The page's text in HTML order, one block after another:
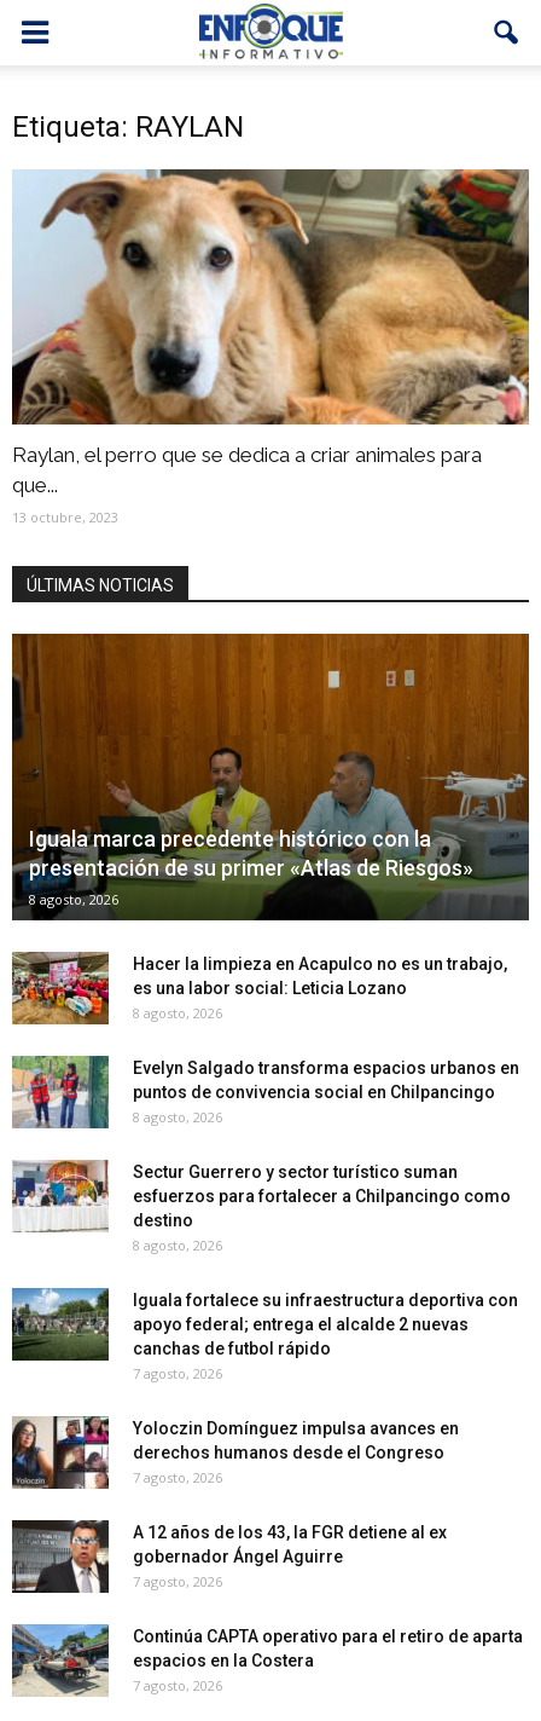
Etiqueta: RAYLAN
Raylan, el perro que se dedica a criar animales para
que...
13 octubre, 2023
ÚLTIMAS NOTICIAS
Iguala marca precedente histórico con la
presentación de su primer «Atlas de Riesgos»
8 agosto, 2026
Hacer la limpieza en Acapulco no es un trabajo,
es una labor social: Leticia Lozano
8 agosto, 2026
Evelyn Salgado transforma espacios urbanos en
puntos de convivencia social en Chilpancingo
8 agosto, 2026
Sectur Guerrero y sector turístico suman
esfuerzos para fortalecer a Chilpancingo como
destino
8 agosto, 2026
Iguala fortalece su infraestructura deportiva con
apoyo federal; entrega el alcalde 2 nuevas
canchas de futbol rápido
7 agosto, 2026
Yoloczin Domínguez impulsa avances en
derechos humanos desde el Congreso
7 agosto, 2026
A 12 años de los 43, la FGR detiene al ex
gobernador Ángel Aguirre
7 agosto, 2026
Continúa CAPTA operativo para el retiro de aparta
espacios en la Costera
7 agosto, 2026